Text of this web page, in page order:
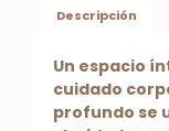
Descripción
Un espacio
cuidado
profundo se